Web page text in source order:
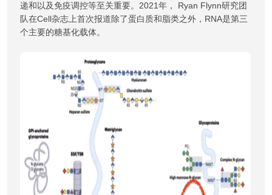
递和以及免疫调控等至关重要。2021年， Ryan Flynn研究团
队在Cell杂志上首次报道除了蛋白质和脂类之外，RNA是第三
个主要的糖基化载体。